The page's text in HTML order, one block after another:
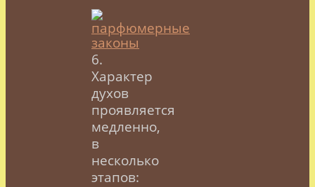
6.
Характер
духов
проявляется
медленно,
в
несколько
этапов: